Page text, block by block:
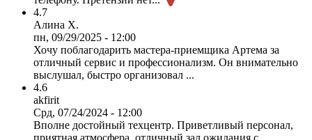
4.7
Алина Х.
пн, 09/29/2025 - 12:00
Хочу поблагодарить мастера-приемщика Артема за
отличный сервис и профессионализм. Он внимательно
выслушал, быстро организовал ...
4.6
akfirit
Срд, 07/24/2024 - 12:00
Вполне достойный техцентр. Приветливый персонал,
приятная атмосфера, отличный зал ожидания с